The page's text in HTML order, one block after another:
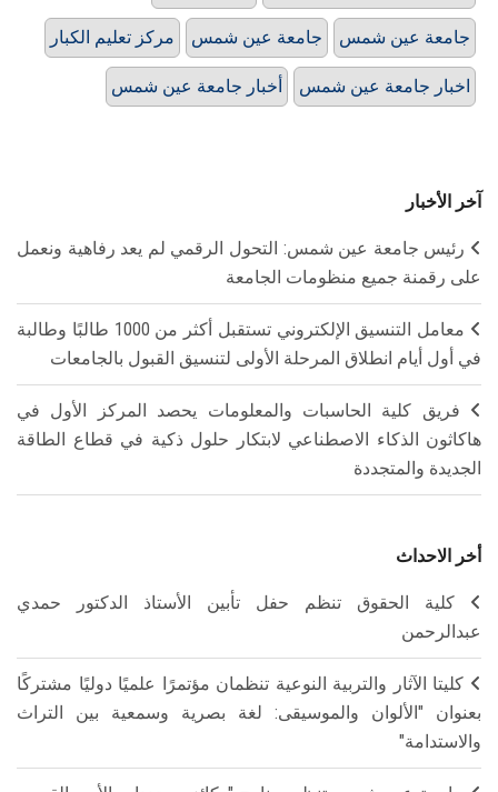
مركز تعليم الكبار جامعة عين شمس جامعة عين شمس
أخبار جامعة عين شمس اخبار جامعة عين شمس
آخر الأخبار
رئيس جامعة عين شمس: التحول الرقمي لم يعد رفاهية ونعمل
على رقمنة جميع منظومات الجامعة
معامل التنسيق الإلكتروني تستقبل أكثر من 1000 طالبًا وطالبة
في أول أيام انطلاق المرحلة الأولى لتنسيق القبول بالجامعات
فريق كلية الحاسبات والمعلومات يحصد المركز الأول في
هاكاثون الذكاء الاصطناعي لابتكار حلول ذكية في قطاع الطاقة
الجديدة والمتجددة
أخر الاحداث
كلية الحقوق تنظم حفل تأبين الأستاذ الدكتور حمدي
عبدالرحمن
كليتا الآثار والتربية النوعية تنظمان مؤتمرًا علميًا دوليًا مشتركًا
بعنوان "الألوان والموسيقى: لغة بصرية وسمعية بين التراث
والاستدامة"